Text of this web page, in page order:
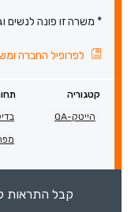
* משרה זו פונה לנשים
לפרופיל החברה
קטגוריה
הייטק-QA
קבל התראות